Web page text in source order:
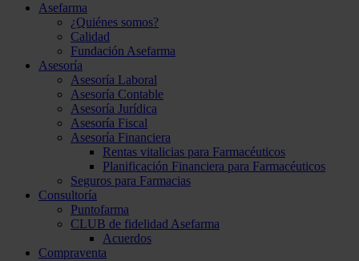
Asefarma
¿Quiénes somos?
Calidad
Fundación Asefarma
Asesoría
Asesoría Laboral
Asesoría Contable
Asesoría Jurídica
Asesoría Fiscal
Asesoría Financiera
Rentas vitalicias para Farmacéuticos
Planificación Financiera para Farmacéuticos
Seguros para Farmacias
Consultoría
Puntofarma
CLUB de fidelidad Asefarma
Acuerdos
Compraventa